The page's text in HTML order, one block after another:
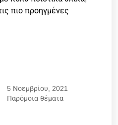
πιο προηγμένες
5 Νοεμβρίου, 2021
Παρόμοια θέματα